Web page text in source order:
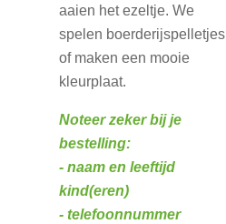
aaien het ezeltje. We
spelen boerderijspelletjes
of maken een mooie
kleurplaat.
Noteer zeker bij je
bestelling:
- naam en leeftijd
kind(eren)
- telefoonnummer